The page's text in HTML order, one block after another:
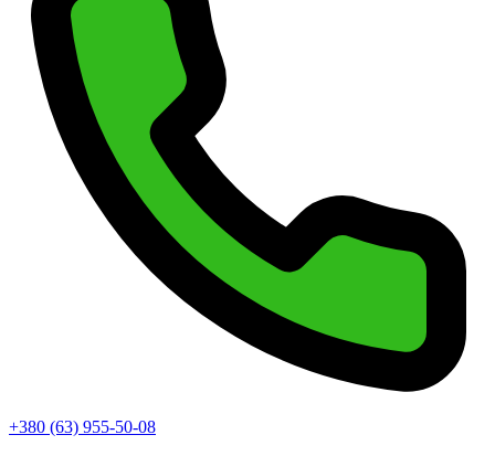
+380 (63) 955-50-08